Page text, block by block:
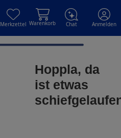
Merkzettel Warenkorb Chat Anmelden
Hoppla, da
ist etwas